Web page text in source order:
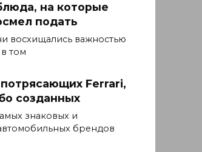
на которые
подать
восхищались важностью
том
Ferrari,
созданных
знаковых и
брендов